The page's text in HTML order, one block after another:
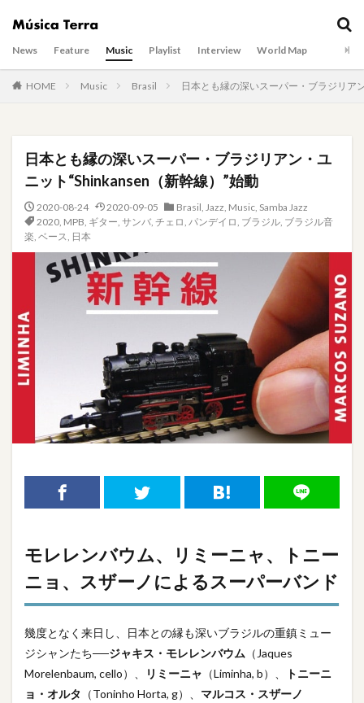
News Feature Music Playlist Interview World Map
HOME Music Brasil 日本とも縁の深いスーパー・ブラジリア
日本とも縁の深いスーパー・ブラジリアン・ユ
ニット“Shinkansen（新幹線）”始動
2020-08-24 2020-09-05 Brasil, Jazz, Music, Samba Jazz
2020, MPB, ギター, サンバ, チェロ, パンデイロ, ブラジル, ブラジル音
楽, ベース, 日本
モレレンバウム、リミーニャ、トニー
ニョ、スザーノによるスーパーバンド
幾度となく来日し、日本との縁も深いブラジルの重鎮ミュー
ジシャンたち──ジャキス・モレレンバウム （Jaques
Morelenbaum, cello）、
リミーニャ （Liminha, b）、
トニーニ
ョ・オルタ
（Toninho Horta, g）、 マルコス・スザーノ